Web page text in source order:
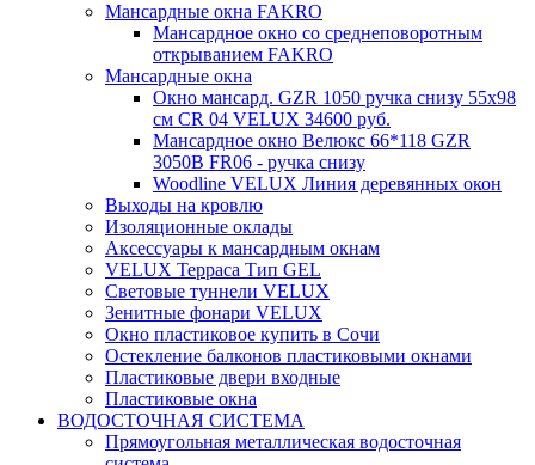
Мансардные окна FAKRO
Мансардное окно со среднеповоротным
открыванием FAKRO
Мансардные окна
Окно мансард. GZR 1050 ручка снизу 55х98
см CR 04 VELUX 34600 руб.
Мансардное окно Велюкс 66*118 GZR
3050B FR06 - ручка снизу
Woodline VELUX Линия деревянных окон
Выходы на кровлю
Изоляционные оклады
Аксессуары к мансардным окнам
VELUX Терраса Тип GEL
Световые туннели VELUX
Зенитные фонари VELUX
Окно пластиковое купить в Сочи
Остекление балконов пластиковыми окнами
Пластиковые двери входные
Пластиковые окна
ВОДОСТОЧНАЯ СИСТЕМА
Прямоугольная металлическая водосточная